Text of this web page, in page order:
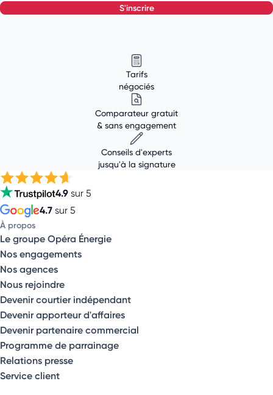
s'inscrire
Tarifs
négociés
Comparateur gratuit
& sans engagement
Conseils d'experts
jusqu'à la signature
4.9 sur 5
4.7 sur 5
À propos
Le groupe Opéra Énergie
Nos engagements
Nos agences
Nous rejoindre
Devenir courtier indépendant
Devenir apporteur d'affaires
Devenir partenaire commercial
Programme de parrainage
Relations presse
Service client